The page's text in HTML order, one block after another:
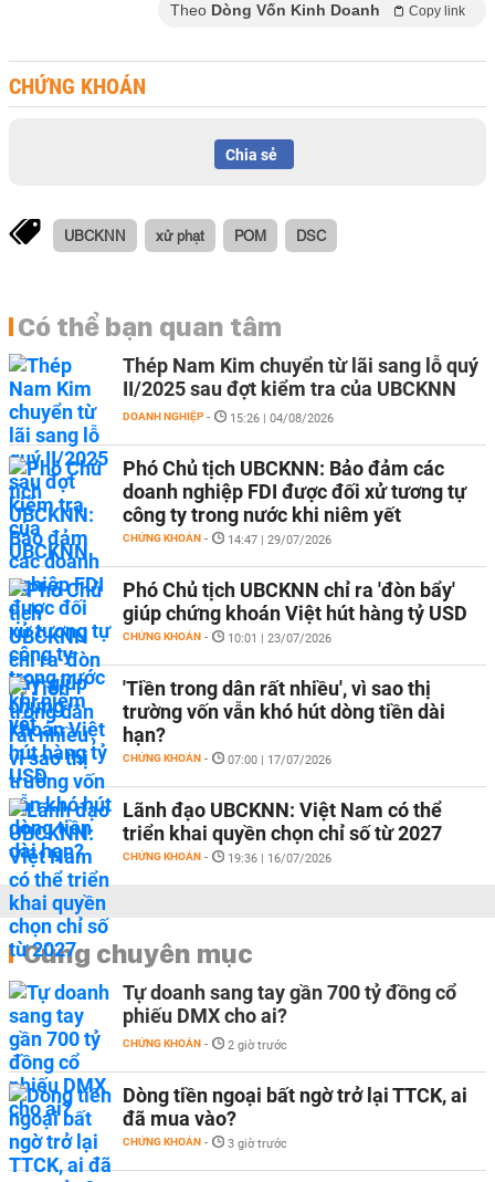
Theo Dòng Vốn Kinh Doanh Copy link
CHỨNG KHOÁN
Chia sẻ
UBCKNN xử phạt POM DSC
Có thể bạn quan tâm
Thép Nam Kim chuyển từ lãi sang lỗ quý
II/2025 sau đợt kiểm tra của UBCKNN
DOANH NGHIỆP - 15:26 | 04/08/2026
Phó Chủ tịch UBCKNN: Bảo đảm các
doanh nghiệp FDI được đối xử tương tự
công ty trong nước khi niêm yết
CHỨNG KHOÁN - 14:47 | 29/07/2026
Phó Chủ tịch UBCKNN chỉ ra 'đòn bẩy'
giúp chứng khoán Việt hút hàng tỷ USD
CHỨNG KHOÁN - 10:01 | 23/07/2026
'Tiền trong dân rất nhiều', vì sao thị
trường vốn vẫn khó hút dòng tiền dài
hạn?
CHỨNG KHOÁN - 07:00 | 17/07/2026
Lãnh đạo UBCKNN: Việt Nam có thể
triển khai quyền chọn chỉ số từ 2027
CHỨNG KHOÁN - 19:36 | 16/07/2026
Cùng chuyên mục
Tự doanh sang tay gần 700 tỷ đồng cổ
phiếu DMX cho ai?
CHỨNG KHOÁN - 2 giờ trước
Dòng tiền ngoại bất ngờ trở lại TTCK, ai
đã mua vào?
CHỨNG KHOÁN - 3 giờ trước